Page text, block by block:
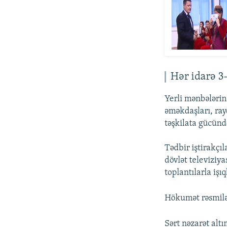
Hər idarə
Yerli
əməkdaşları,
təşkilata
Tədbir
dövlət
toplantılarla
Hökumət
Sərt nəzarət